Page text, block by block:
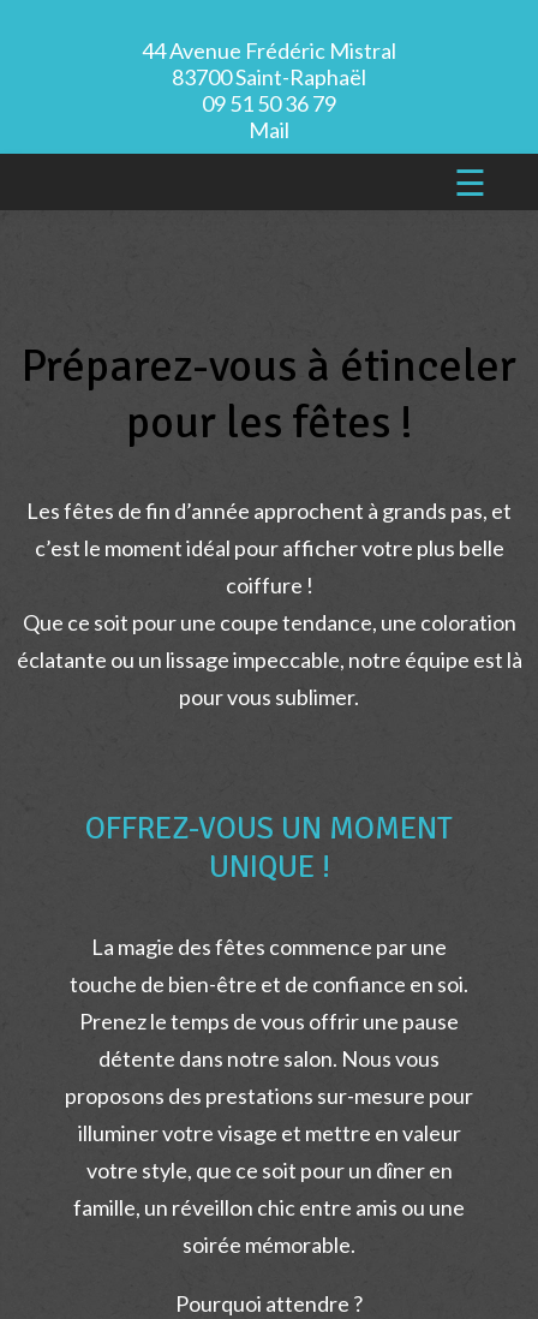
44 Avenue Frédéric Mistral
83700 Saint-Raphaël
09 51 50 36 79
Mail
☰
Préparez-vous à étinceler
pour les fêtes !
Les fêtes de fin d’année approchent à grands pas, et
c’est le moment idéal pour afficher votre plus belle
coiffure !
Que ce soit pour une coupe tendance, une coloration
éclatante ou un lissage impeccable, notre équipe est là
pour vous sublimer.
OFFREZ-VOUS UN MOMENT
UNIQUE !
La magie des fêtes commence par une
touche de bien-être et de confiance en soi.
Prenez le temps de vous offrir une pause
détente dans notre salon. Nous vous
proposons des prestations sur-mesure pour
illuminer votre visage et mettre en valeur
votre style, que ce soit pour un dîner en
famille, un réveillon chic entre amis ou une
soirée mémorable.
Pourquoi attendre ?